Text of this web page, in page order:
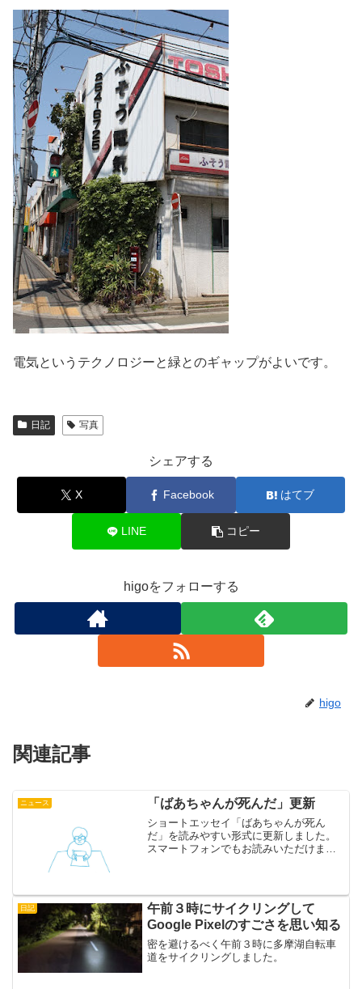
電気というテクノロジーと緑とのギャップがよいです。
日記 写真
シェアする
X Facebook はてブ
LINE コピー
higoをフォローする
higo
関連記事
ニュース 「ばあちゃんが死んだ」更新
ショートエッセイ「ばあちゃんが死ん
だ」を読みやすい形式に更新しました。
スマートフォンでもお読みいただけま
日記
午前３時にサイクリングして
Google Pixelのすごさを思い知る
密を避けるべく午前３時に多摩湖自転車
道をサイクリングしました。